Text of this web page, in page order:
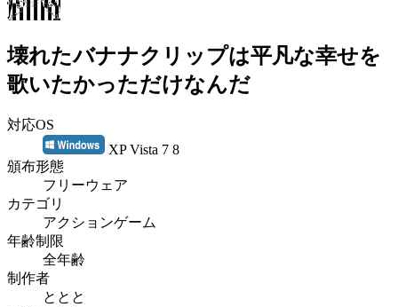
壊れたバナナクリップは平凡な幸せを
歌いたかっただけなんだ
対応OS
XP Vista 7 8
頒布形態
フリーウェア
カテゴリ
アクションゲーム
年齢制限
全年齢
制作者
ととと